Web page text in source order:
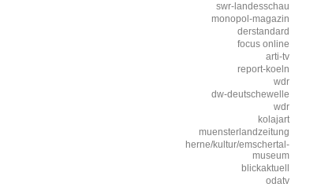
swr-landesschau
monopol-magazin
derstandard
focus online
arti-tv
report-koeln
wdr
dw-deutschewelle
wdr
kolajart
muensterlandzeitung
herne/kultur/emschertal-
museum
blickaktuell
odatv